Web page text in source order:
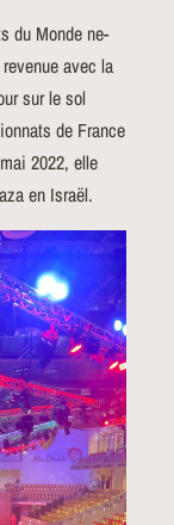
du Monde ne-
avec la
sur le sol
de France
2022, elle
en Israël.